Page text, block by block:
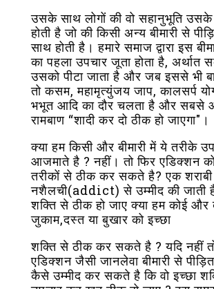
उसके साथ लोगों की वो सहानुभूति
होती है जो की किसी अन्य बीमारी से
साथ होती है। हमारे समाज द्वारा इस
का पहला उपचार जूता होता है, अर्थात
उसको पीटा जाता है और जब इससे भी
तो कसम, महामृत्युंजय जाप, कालसर्प
भभूत आदि का दौर चलता है और सबसे
रामबाण “शादी कर दो ठीक हो जाएगा"।
क्या हम किसी और बीमारी में ये तरीके
आजमाते है ? नहीं। तो फिर एडिक्शन
तरीकों से ठीक कर सकते है? एक शराबी
नशैलची(addict) से उम्मीद की जाती है
शक्ति से ठीक हो जाए क्या हम कोई और
जुकाम,दस्त या बुखार को इच्छा
शक्ति से ठीक कर सकते है ? यदि नहीं
एडिक्शन जैसी जानलेवा बीमारी से
कैसे उम्मीद कर सकते है कि वो इच्छा